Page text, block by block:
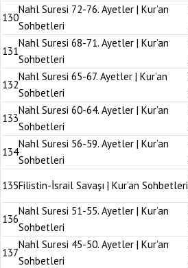
130
Nahl Suresi 72-76. Ayetler | Kur’an
Sohbetleri
131
Nahl Suresi 68-71. Ayetler | Kur’an
Sohbetleri
132
Nahl Suresi 65-67. Ayetler | Kur’an
Sohbetleri
133
Nahl Suresi 60-64. Ayetler | Kur’an
Sohbetleri
134
Nahl Suresi 56-59. Ayetler | Kur’an
Sohbetleri
135Filistin-İsrail Savaşı | Kur’an Sohbetleri
136
Nahl Suresi 51-55. Ayetler | Kur’an
Sohbetleri
137
Nahl Suresi 45-50. Ayetler | Kur’an
Sohbetleri